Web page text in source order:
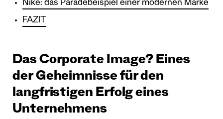
Nike: das Paradebeispiel einer modernen Marke
FAZIT
Das Corporate Image? Eines
der Geheimnisse für den
langfristigen Erfolg eines
Unternehmens